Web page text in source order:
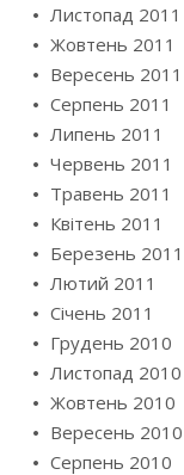
Листопад 2011
Жовтень 2011
Вересень 2011
Серпень 2011
Липень 2011
Червень 2011
Травень 2011
Квітень 2011
Березень 2011
Лютий 2011
Січень 2011
Грудень 2010
Листопад 2010
Жовтень 2010
Вересень 2010
Серпень 2010